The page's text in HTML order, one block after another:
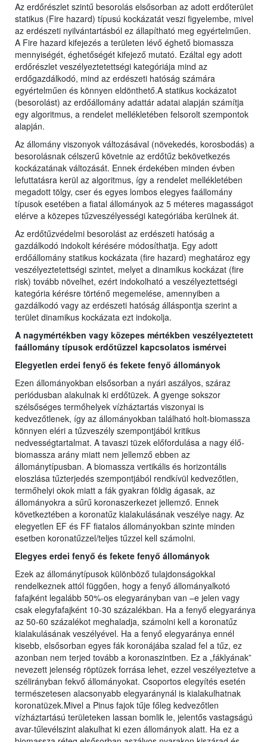
Az erdőrészlet szintű besorolás elsősorban az adott erdőterület
statikus (Fire hazard) típusú kockázatát veszi figyelembe, mivel
az erdészeti nyilvántartásból ez állapítható meg egyértelműen.
A Fire hazard kifejezés a területen lévő éghető biomassza
mennyiségét, éghetőségét kifejező mutató. Ezáltal egy adott
erdőrészlet veszélyeztetettségi kategóriája mind az
erdőgazdálkodó, mind az erdészeti hatóság számára
egyértelműen és könnyen eldönthető.A statikus kockázatot
(besorolást) az erdőállomány adattár adatai alapján számítja
egy algoritmus, a rendelet mellékletében felsorolt szempontok
alapján.
Az állomány viszonyok változásával (növekedés, korosbodás) a
besorolásnak célszerű követnie az erdőtűz bekövetkezés
kockázatának változását. Ennek érdekében minden évben
lefuttatásra kerül az algoritmus, így a rendelet mellékletében
megadott tölgy, cser és egyes lombos elegyes faállomány
típusok esetében a fiatal állományok az 5 méteres magasságot
elérve a közepes tűzveszélyességi kategóriába kerülnek át.
Az erdőtűzvédelmi besorolást az erdészeti hatóság a
gazdálkodó indokolt kérésére módosíthatja. Egy adott
erdőállomány statikus kockázata (fire hazard) meghatároz egy
veszélyeztetettségi szintet, melyet a dinamikus kockázat (fire
risk) tovább növelhet, ezért indokolható a veszélyeztettségi
kategória kérésre történő megemelése, amennyiben a
gazdálkodó vagy az erdészeti hatóság álláspontja szerint a
terület dinamikus kockázata ezt indokolja.
A nagymértékben vagy közepes mértékben veszélyeztetett
faállomány típusok erdőtűzzel kapcsolatos ismérvei
Elegyetlen erdei fenyő és fekete fenyő állományok
Ezen állományokban elsősorban a nyári aszályos, száraz
periódusban alakulnak ki erdőtüzek. A gyenge sokszor
szélsőséges termőhelyek vízháztartás viszonyai is
kedvezőtlenek, így az állományokban található holt-biomassza
könnyen eléri a tűzveszély szempontjából kritikus
nedvességtartalmat. A tavaszi tüzek előfordulása a nagy élő-
biomassza arány miatt nem jellemző ebben az
állománytípusban. A biomassza vertikális és horizontális
eloszlása tűzterjedés szempontjából rendkívül kedvezőtlen,
termőhelyi okok miatt a fák gyakran földig ágasak, az
állományokra a sűrű koronaszerkezet jellemző. Ennek
következtében a koronatűz kialakulásának veszélye nagy. Az
elegyetlen EF és FF fiatalos állományokban szinte minden
esetben koronatűzzel/teljes tűzzel kell számolni.
Elegyes erdei fenyő és fekete fenyő állományok
Ezek az állománytípusok különböző tulajdonságokkal
rendelkeznek attól függően, hogy a fenyő állományalkotó
fafajként legalább 50%-os elegyarányban van –e jelen vagy
csak elegyfafajként 10-30 százalékban. Ha a fenyő elegyaránya
az 50-60 százalékot meghaladja, számolni kell a koronatűz
kialakulásának veszélyével. Ha a fenyő elegyaránya ennél
kisebb, elsősorban egyes fák koronájába szalad fel a tűz, ez
azonban nem terjed tovább a koronaszintben. Ez a „fáklyának”
nevezett jelenség röptüzek forrása lehet, ezzel veszélyeztetve a
szélirányban fekvő állományokat. Csoportos elegyítés esetén
természetesen alacsonyabb elegyaránynál is kialakulhatnak
koronatüzek.Mivel a Pinus fajok tűje főleg kedvezőtlen
vízháztartású területeken lassan bomlik le, jelentős vastagságú
avar-tűlevélszint alakulhat ki ezen állományok alatt. Ha ez a